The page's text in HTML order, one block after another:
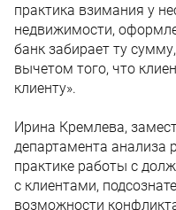
практика взимания у
недвижимости,
банк забирает ту
вычетом того, что
клиенту».
Ирина Кремлева,
департамента анализа
практике работы с
с клиентами,
возможности